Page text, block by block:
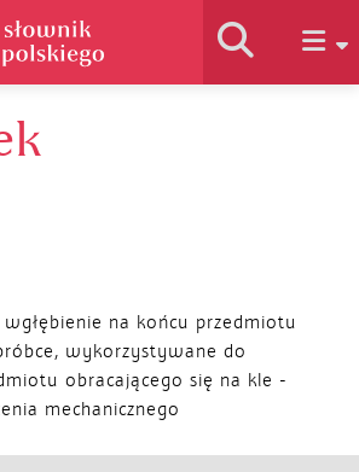
Historia słownika
Autorzy
na końcu przedmiotu
wykorzystywane do
obracającego się na kle -
mechanicznego